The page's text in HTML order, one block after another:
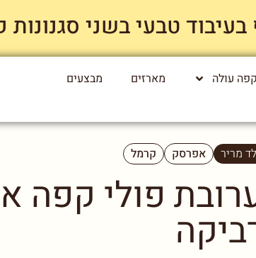
טבעי בשני סגנונות קלייה
קפה עולה מארזים
מבצעים
מריר אפרסק קרמל